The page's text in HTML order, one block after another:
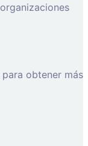
obtener más